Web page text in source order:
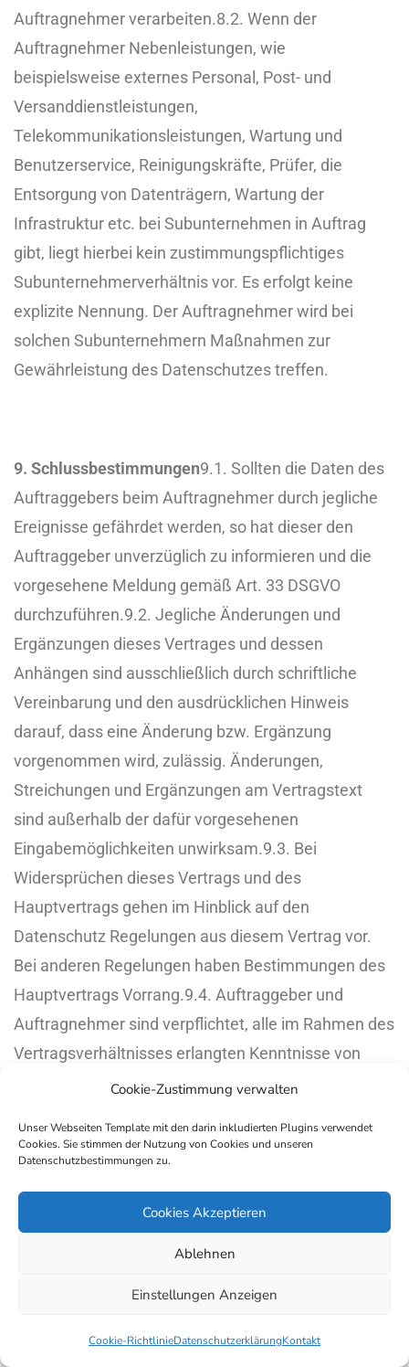
Cookie-Zustimmung verwalten
Unser Webseiten Template mit den darin inkludierten Plugins verwendet
Cookies. Sie stimmen der Nutzung von Cookies und unseren
Datenschutzbestimmungen zu.
Cookies Akzeptieren
Ablehnen
Einstellungen Anzeigen
Cookie-RichtlinieDatenschutzerklärungKontakt
Auftragnehmer verarbeiten.8.2. Wenn der
Auftragnehmer Nebenleistungen, wie
beispielsweise externes Personal, Post- und
Versanddienstleistungen,
Telekommunikationsleistungen, Wartung und
Benutzerservice, Reinigungskräfte, Prüfer, die
Entsorgung von Datenträgern, Wartung der
Infrastruktur etc. bei Subunternehmen in Auftrag
gibt, liegt hierbei kein zustimmungspflichtiges
Subunternehmerverhältnis vor. Es erfolgt keine
explizite Nennung. Der Auftragnehmer wird bei
solchen Subunternehmern Maßnahmen zur
Gewährleistung des Datenschutzes treffen.
9. Schlussbestimmungen9.1. Sollten die Daten des
Auftraggebers beim Auftragnehmer durch jegliche
Ereignisse gefährdet werden, so hat dieser den
Auftraggeber unverzüglich zu informieren und die
vorgesehene Meldung gemäß Art. 33 DSGVO
durchzuführen.9.2. Jegliche Änderungen und
Ergänzungen dieses Vertrages und dessen
Anhängen sind ausschließlich durch schriftliche
Vereinbarung und den ausdrücklichen Hinweis
darauf, dass eine Änderung bzw. Ergänzung
vorgenommen wird, zulässig. Änderungen,
Streichungen und Ergänzungen am Vertragstext
sind außerhalb der dafür vorgesehenen
Eingabemöglichkeiten unwirksam.9.3. Bei
Widersprüchen dieses Vertrags und des
Hauptvertrags gehen im Hinblick auf den
Datenschutz Regelungen aus diesem Vertrag vor.
Bei anderen Regelungen haben Bestimmungen des
Hauptvertrags Vorrang.9.4. Auftraggeber und
Auftragnehmer sind verpflichtet, alle im Rahmen des
Vertragsverhältnisses erlangten Kenntnisse von
Geschäftsgeheimnissen und
Vertragspartners, auch über die Beendigung des
Vertragsverhältnisses hinaus, als vertraulich zu
behandeln. Bestehen Zweifel, ob eine Information
der Geheimhaltungspflicht unterliegt, ist sie bis zur
schriftlichen Freigabe durch den anderen
Vertragspartner als vertraulich zu behandeln.
Web-Projekten und -Anwendungen ausschließlich